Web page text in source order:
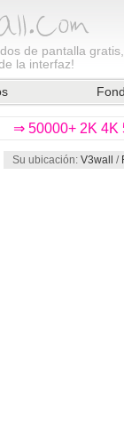
de pantalla
la interfaz!
⇒ 50000+ 2K 4K
Su ubicación: V3wall /